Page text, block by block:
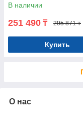
В наличии
251 490 ₸ 295 871 ₸
Купить
О нас